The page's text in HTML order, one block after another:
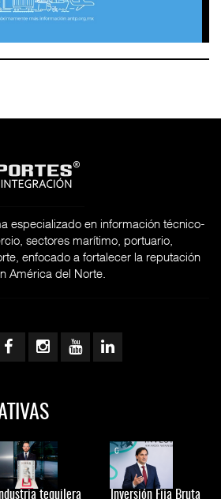
especializado en información técnico-
sectores marítimo, portuario,
enfocado a fortalecer la reputación
América del Norte.
tequilera
Inversión Fija Bruta